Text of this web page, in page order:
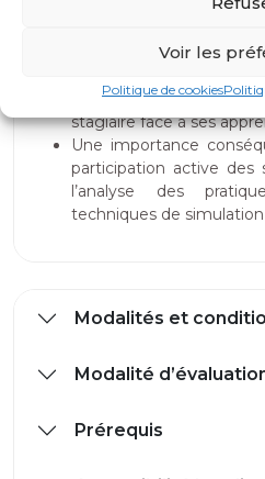
Voir les
Politique de cookies
Des autodiagnostics sont
chaque jour sous
responsabilisation,
stagiaire face à ses
Une importance
participation active des
l’analyse des
techniques de
Modalités et
Modalité
Prérequis